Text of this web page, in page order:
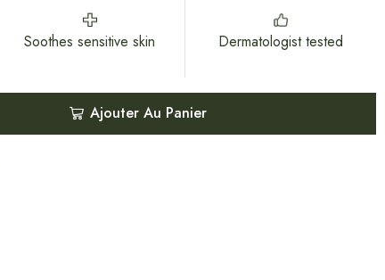
Soothes sensitive skin Dermatologist tested
Ajouter Au Panier